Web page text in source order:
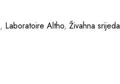
, Laboratoire Altho, Živahna srijeda